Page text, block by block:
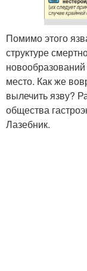
Помимо этого
структуре
место. Как же
вылечить язву?
общества
Лазебник.